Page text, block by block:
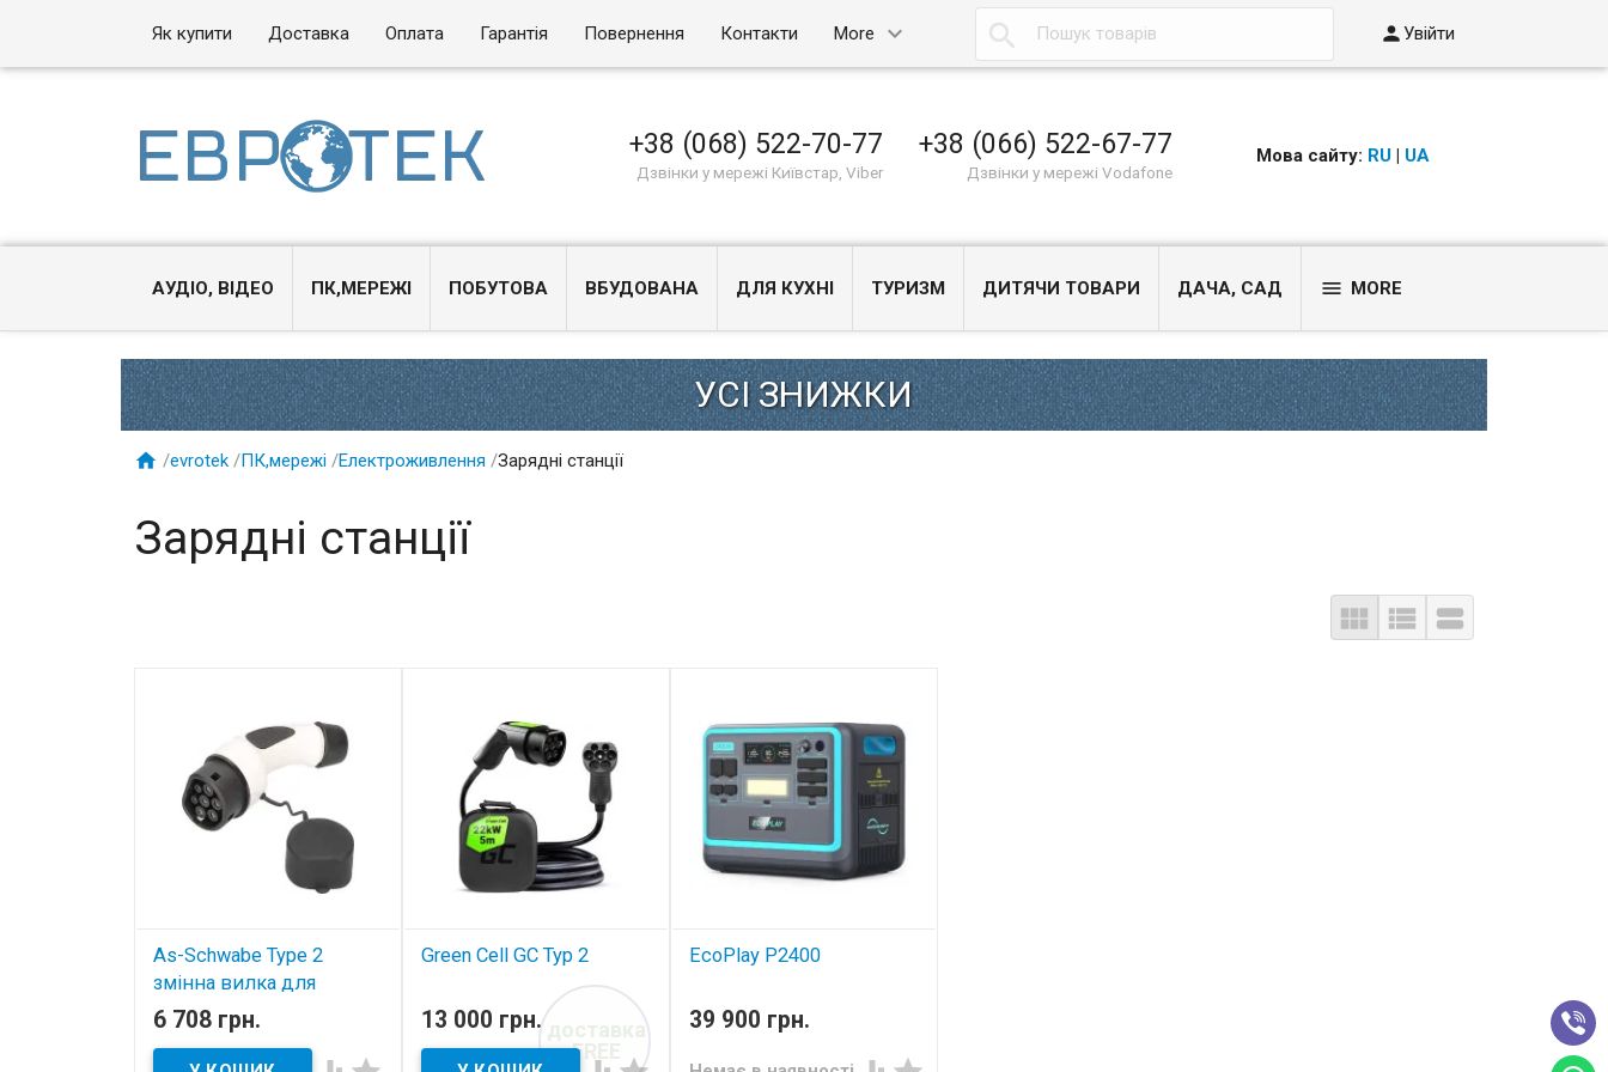
Як купити Доставка Оплата Гарантія Повернення Контакти More  Увійти
+38 (068) 522-70-77
Дзвінки у мережі Київстар, Viber
+38 (066) 522-67-77
Дзвінки у мережі Vodafone
Мова сайту: RU | UA
АУДІО, ВІДЕО ПК,МЕРЕЖІ ПОБУТОВА ВБУДОВАНА ДЛЯ КУХНІ ТУРИЗМ ДИТЯЧИ ТОВАРИ ДАЧА, САД  MORE
 /evrotek /ПК,мережі /Електроживлення /Зарядні станції
Зарядні станції
  
As-Schwabe Type 2
змінна вилка для
зарядного кабелю
електромобіля
6 708 грн.
Green Cell GC Typ 2
В наявності
Кабель для зарядки
електромобіля
13 000 грн. доставка
FREE
EcoPlay P2400
39 900 грн.